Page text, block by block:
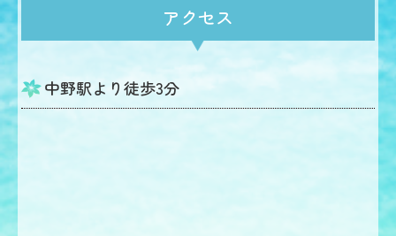
アクセス
中野駅より徒歩3分